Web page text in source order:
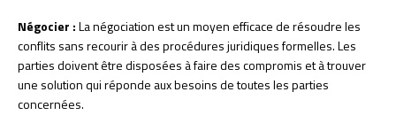
Négocier :La négociation est un moyen efficace de résoudre les
conflits sans recourir à des procédures juridiques formelles. Les
parties doivent être disposées à faire des compromis et à trouver
une solution qui réponde aux besoins de toutes les parties
concernées.